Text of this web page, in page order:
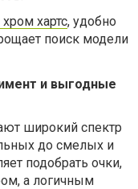
хартс, удобно
поиск модели
и выгодные
широкий спектр
до смелых и
подобрать очки,
а логичным